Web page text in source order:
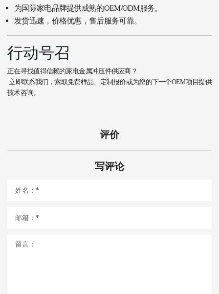
为国际家电品牌提供成熟的OEM/ODM服务。
发货迅速，价格优惠，售后服务可靠。
行动号召
正在寻找值得信赖的家电金属冲压件供应商？
立即联系我们，索取免费样品、定制报价或为您的下一个OEM项目提供
技术咨询。
评价
写评论